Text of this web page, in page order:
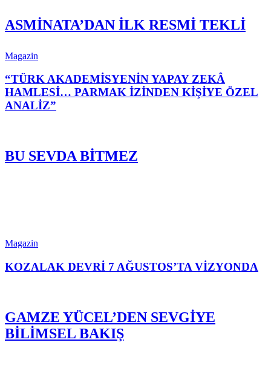
ASMİNATA’DAN İLK RESMİ TEKLİ
BU SEVDA BİTMEZ
GAMZE YÜCEL’DEN SEVGİYE
BİLİMSEL BAKIŞ
Magazin
“TÜRK AKADEMİSYENİN YAPAY ZEKÂ
HAMLESİ… PARMAK İZİNDEN KİŞİYE ÖZEL
ANALİZ”
Magazin
KOZALAK DEVRİ 7 AĞUSTOS’TA VİZYONDA